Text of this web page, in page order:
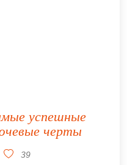
успешные
черты
39